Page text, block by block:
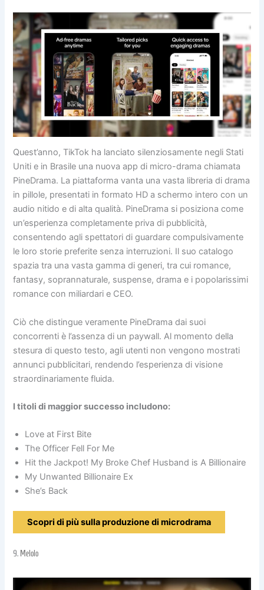
Quest’anno, TikTok ha lanciato silenziosamente negli Stati
Uniti e in Brasile una nuova app di micro-drama chiamata
PineDrama. La piattaforma vanta una vasta libreria di drama
in pillole, presentati in formato HD a schermo intero con un
audio nitido e di alta qualità. PineDrama si posiziona come
un’esperienza completamente priva di pubblicità,
consentendo agli spettatori di guardare compulsivamente
le loro storie preferite senza interruzioni. Il suo catalogo
spazia tra una vasta gamma di generi, tra cui romance,
fantasy, soprannaturale, suspense, drama e i popolarissimi
romance con miliardari e CEO.
Ciò che distingue veramente PineDrama dai suoi
concorrenti è l’assenza di un paywall. Al momento della
stesura di questo testo, agli utenti non vengono mostrati
annunci pubblicitari, rendendo l’esperienza di visione
straordinariamente fluida.
I titoli di maggior successo includono:
Love at First Bite
The Officer Fell For Me
Hit the Jackpot! My Broke Chef Husband is A Billionaire
My Unwanted Billionaire Ex
She’s Back
Scopri di più sulla produzione di microdrama
9. Melolo